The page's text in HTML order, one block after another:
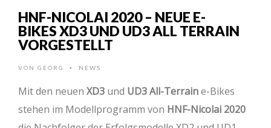
HNF-NICOLAI 2020 – NEUE E-
BIKES XD3 UND UD3 ALL TERRAIN
VORGESTELLT
VON GEORG • NEWS
Mit den neuen XD3 und UD3 All-Terraine-Bikes
stehen im Modellprogramm von HNF-Nicolai 2020